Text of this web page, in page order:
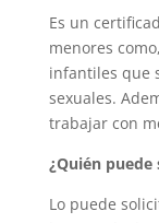
Es un
menores
infantiles que
sexuales.
trabajar con
¿Quién
Lo puede